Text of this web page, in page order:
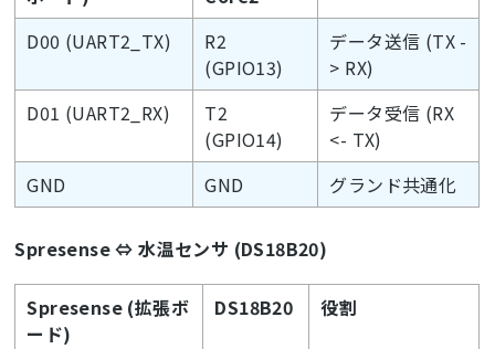
D00 (UART2_TX)
R2
(GPIO13)
データ送信 (TX -
> RX)
D01 (UART2_RX)
T2
(GPIO14)
データ受信 (RX
<- TX)
GND
GND グランド共通化
Spresense ⇔ 水温センサ (DS18B20)
Spresense (拡張ボ
ード)
DS18B20 役割